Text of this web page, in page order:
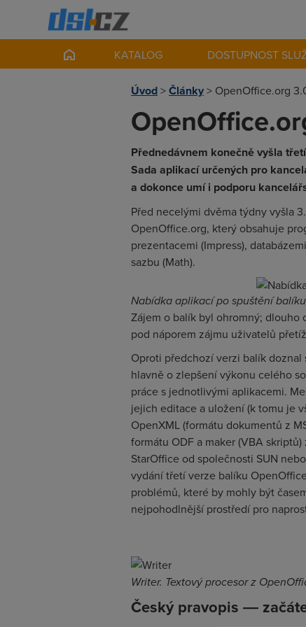
KATALOG DOSTUPNOST
Úvod>Články> OpenOffice.org
Přednedávnem konečně vyšla
Sada aplikací určených pro
a dokonce umí i podporu
Před necelými dvěma týdny vyšla
OpenOffice.org, který obsahuje
prezentacemi (Impress),
sazbu (Math).
Nabídka aplikací po spuštění
Zájem o balík byl ohromný; dlouho
pod náporem zájmu uživatelů
Oproti předchozí verzi balík
hlavně o zlepšení výkonu celého
práce s jednotlivými aplikacemi.
jejich editace a uložení (k tomu je
OpenXML (formátu dokumentů z
formátu ODF a maker (VBA
StarOffice od společnosti SUN
vydání třetí verze balíku
problémů, které by mohly být
nejpohodlnější prostředí pro
Writer. Textový procesor z
Český pravopis ―